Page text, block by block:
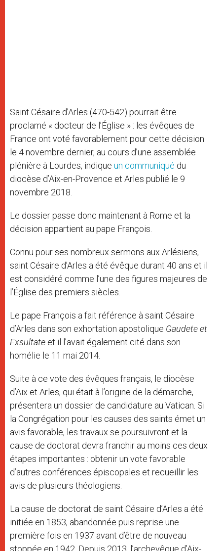
Saint Césaire d’Arles (470-542) pourrait être
proclamé « docteur de l’Église » : les évêques de
France ont voté favorablement pour cette décision
le 4 novembre dernier, au cours d’une assemblée
plénière à Lourdes, indique un communiqué du
diocèse d’Aix-en-Provence et Arles publié le 9
novembre 2018.
Le dossier passe donc maintenant à Rome et la
décision appartient au pape François.
Connu pour ses nombreux sermons aux Arlésiens,
saint Césaire d’Arles a été évêque durant 40 ans et il
est considéré comme l’une des figures majeures de
l’Église des premiers siècles.
Le pape François a fait référence à saint Césaire
d’Arles dans son exhortation apostolique Gaudete et
Exsultate et il l’avait également cité dans son
homélie le 11 mai 2014.
Suite à ce vote des évêques français, le diocèse
d’Aix et Arles, qui était à l’origine de la démarche,
présentera un dossier de candidature au Vatican. Si
la Congrégation pour les causes des saints émet un
avis favorable, les travaux se poursuivront et la
cause de doctorat devra franchir au moins ces deux
étapes importantes : obtenir un vote favorable
d’autres conférences épiscopales et recueillir les
avis de plusieurs théologiens.
La cause de doctorat de saint Césaire d’Arles a été
initiée en 1853, abandonnée puis reprise une
première fois en 1937 avant d’être de nouveau
stoppée en 1942. Depuis 2013, l’archevêque d’Aix-